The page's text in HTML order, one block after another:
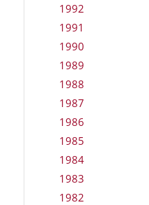
1992
1991
1990
1989
1988
1987
1986
1985
1984
1983
1982